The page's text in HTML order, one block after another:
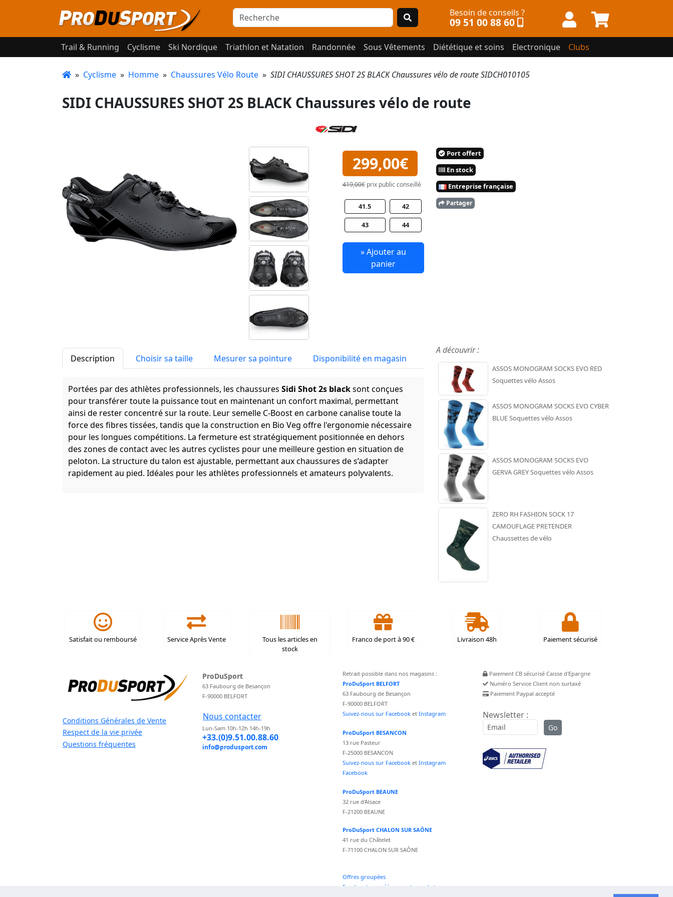
Besoin de conseils ?
09 51 00 88 60
Trail & Running Cyclisme Ski Nordique Triathlon et Natation Randonnée Sous Vêtements Diététique et soins Electronique Clubs
» Cyclisme » Homme » Chaussures Vélo Route » SIDI CHAUSSURES SHOT 2S BLACK Chaussures vélo de route SIDCH010105
SIDI CHAUSSURES SHOT 2S BLACK Chaussures vélo de route
299,00€
419,00€ prix public conseillé
41.5 42
43 44
» Ajouter au
panier
Port offert
En stock
Entreprise française
Partager
Description Choisir sa taille Mesurer sa pointure Disponibilité en magasin
Portées par des athlètes professionnels, les chaussures Sidi Shot 2s blacksont conçues
pour transférer toute la puissance tout en maintenant un confort maximal, permettant
ainsi de rester concentré sur la route. Leur semelle C-Boost en carbone canalise toute la
force des fibres tissées, tandis que la construction en Bio Veg offre l'ergonomie nécessaire
pour les longues compétitions. La fermeture est stratégiquement positionnée en dehors
des zones de contact avec les autres cyclistes pour une meilleure gestion en situation de
peloton. La structure du talon est ajustable, permettant aux chaussures de s’adapter
rapidement au pied. Idéales pour les athlètes professionnels et amateurs polyvalents.
A découvrir :
ASSOS MONOGRAM SOCKS EVO RED
Soquettes vélo Assos
ASSOS MONOGRAM SOCKS EVO CYBER
BLUE Soquettes vélo Assos
ASSOS MONOGRAM SOCKS EVO
GERVA GREY Soquettes vélo Assos
ZERO RH FASHION SOCK 17
CAMOUFLAGE PRETENDER
Chaussettes de vélo
Satisfait ou remboursé Service Après Vente
Tous les articles en
stock
Franco de port à 90 € Livraison 48h Paiement sécurisé
Conditions Générales de Vente
Respect de la vie privée
Questions fréquentes
ProDuSport
63 Faubourg de Besançon
F-90000 BELFORT
Nous contacter
Lun-Sam 10h-12h 14h-19h
+33.(0)9.51.00.88.60
info@produsport.com
Retrait possible dans nos magasins :
ProDuSport BELFORT
63 Faubourg de Besançon
F-90000 BELFORT
Suivez-nous sur Facebook et Instagram
ProDuSport BESANCON
13 rue Pasteur
F-25000 BESANCON
Suivez-nous sur Facebook et Instagram
Facebook
ProDuSport BEAUNE
32 rue d'Alsace
F-21200 BEAUNE
ProDuSport CHALON SUR SAÔNE
41 rue du Châtelet
F-71100 CHALON SUR SAÔNE
Offres groupées
Fond vecteur créé par vectorpocket -
Paiement CB sécurisé Caisse d'Epargne
Numéro Service Client non surtaxé
Paiement Paypal accepté
Newsletter :